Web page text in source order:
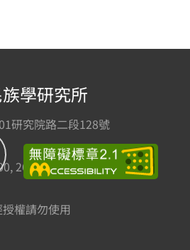
學研究所
研究院路二段128號
2652-3301 傳真：(02)2785-
權請勿使用